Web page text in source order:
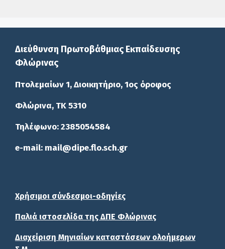
Διεύθυνση Πρωτοβάθμιας Εκπαίδευσης
Φλώρινας
Πτολεμαίων 1, Διοικητήριο, 1ος όροφος
Φλώρινα, ΤΚ 5310
Τηλέφωνο: 2385054584
e-mail: mail@dipe.flo.sch.gr
Χρήσιμοι σύνδεσμοι-οδηγίες
Παλιά ιστοσελίδα της ΔΠΕ Φλώρινας
Διαχείριση Μηνιαίων καταστάσεων ολοήμερων